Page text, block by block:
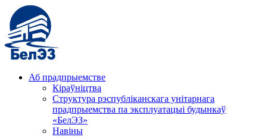
Аб прадпрыемстве
Кіраўніцтва
Структура рэспубліканскага унітарнага
прадпрыемства па эксплуатацыі будынкаў
«БелЭЗ»
Навіны